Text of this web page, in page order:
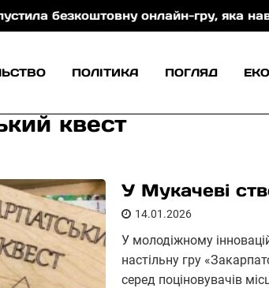
онлайн-гру, яка навчає
ПОЛІТИКА ПОГЛЯД
квест
У Мукачеві
14.01.2026
У молодіжному
настільну гру
серед поціновувачів